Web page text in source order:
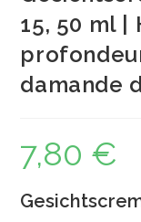
15, 50 ml |
damande
7,80 €